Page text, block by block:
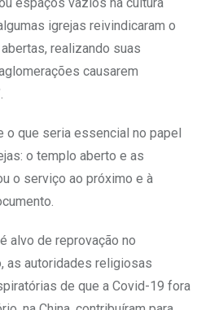
espaços vazios na cultura
igrejas reivindicaram o
realizando suas
causarem
o que seria essencial no papel
o templo aberto e as
o serviço ao próximo e à
alvo de reprovação no
as autoridades religiosas
de que a Covid-19 fora